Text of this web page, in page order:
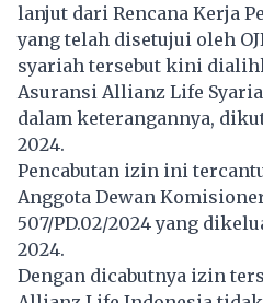
lanjut dari Rencana Kerja
yang telah disetujui oleh
syariah tersebut kini
Asuransi Allianz Life
dalam keterangannya,
2024.
Pencabutan izin ini
Anggota Dewan
507/PD.02/2024 yang
2024.
Dengan dicabutnya izin